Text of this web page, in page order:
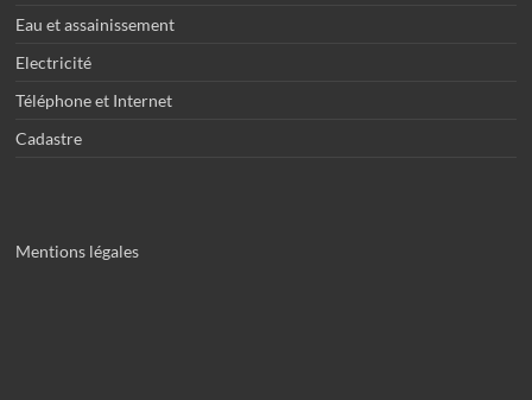
Eau et assainissement
Electricité
Téléphone et Internet
Cadastre
Mentions légales